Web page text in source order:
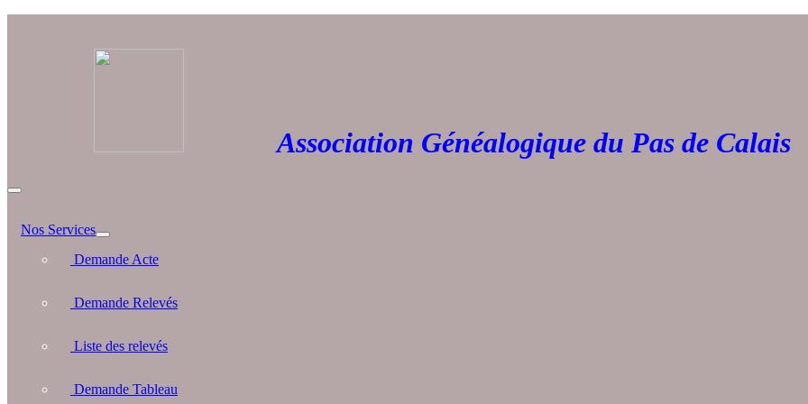
Association Généalogique du Pas de
Nos Services
Demande Acte
Demande Relevés
Liste des relevés
Demande Tableau